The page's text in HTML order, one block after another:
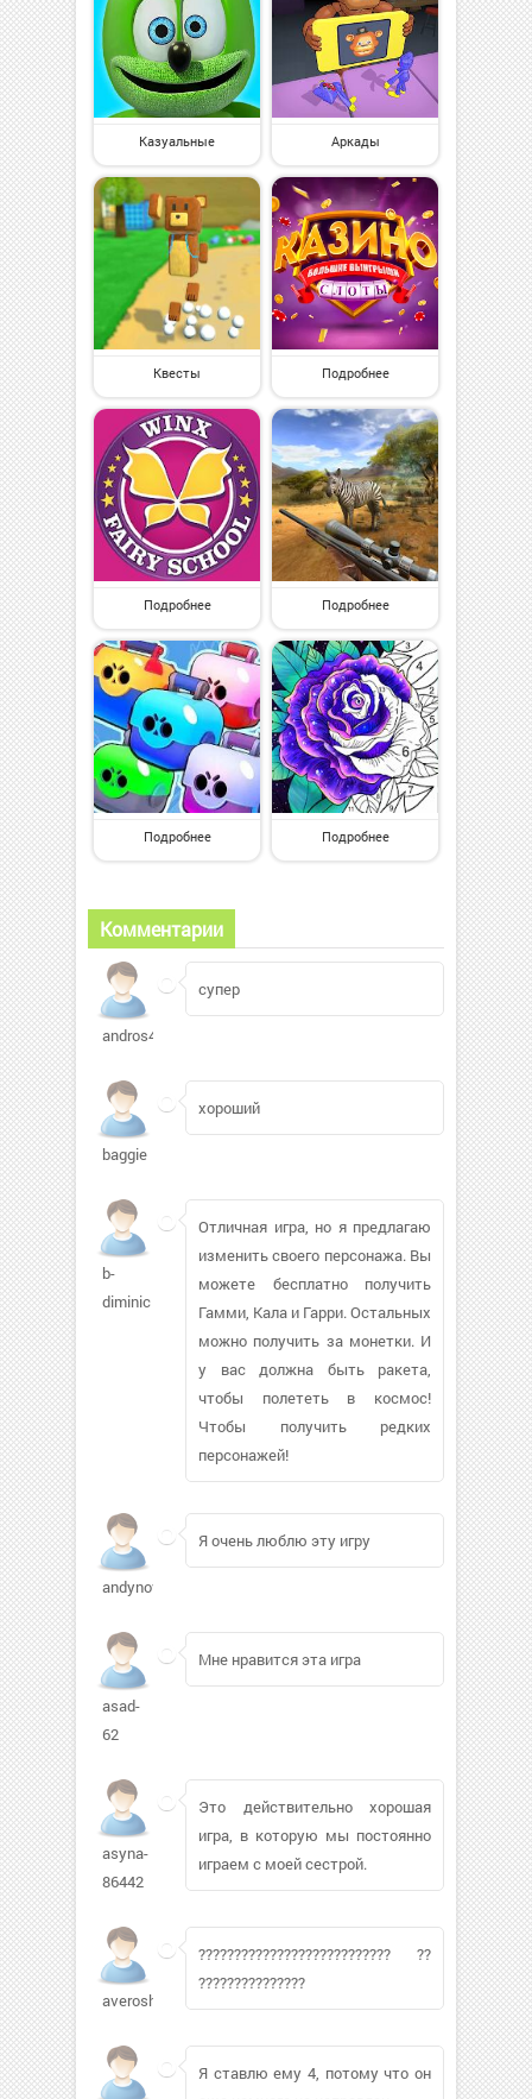
Казуальные Аркады
Квесты Подробнее
Подробнее Подробнее
Подробнее Подробнее
Комментарии
andros4732918
супер
baggie
хороший
b-
diminic
Отличная игра, но я предлагаю
изменить своего персонажа. Вы
можете бесплатно получить
Гамми, Кала и Гарри. Остальных
можно получить за монетки. И
у вас должна быть ракета,
чтобы полететь в космос!
Чтобы получить редких
персонажей!
andynov
Я очень люблю эту игру
asad-
62
Мне нравится эта игра
asyna-
86442
Это действительно хорошая
игра, в которую мы постоянно
играем с моей сестрой.
averoshkin
??????????????????????????? ??
???????????????
Я ставлю ему 4, потому что он